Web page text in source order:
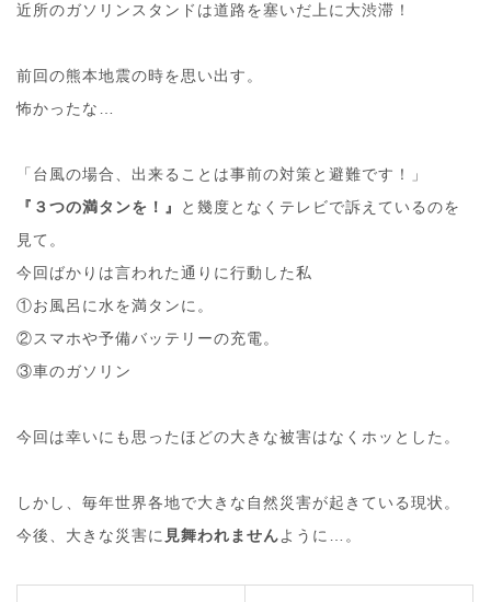
近所のガソリンスタンドは道路を塞いだ上に大渋滞！
前回の熊本地震の時を思い出す。
怖かったな…
「台風の場合、出来ることは事前の対策と避難です！」
『３つの満タンを！』
と幾度となくテレビで訴えているのを
見て。
今回ばかりは言われた通りに行動した私
①お風呂に水を満タンに。
②スマホや予備バッテリーの充電。
③車のガソリン
今回は幸いにも思ったほどの大きな被害はなくホッとした。
しかし、毎年世界各地で大きな自然災害が起きている現状。
今後、大きな災害に 見舞われませんように…。